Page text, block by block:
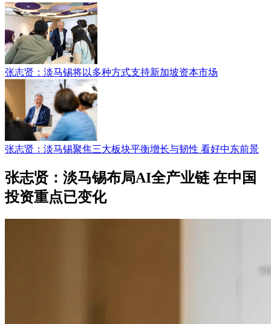
张志贤：淡马锡将以多种方式支持新加坡资本市场
张志贤：淡马锡聚焦三大板块平衡增长与韧性 看好中东前景
张志贤：淡马锡布局AI全产业链 在中国
投资重点已变化